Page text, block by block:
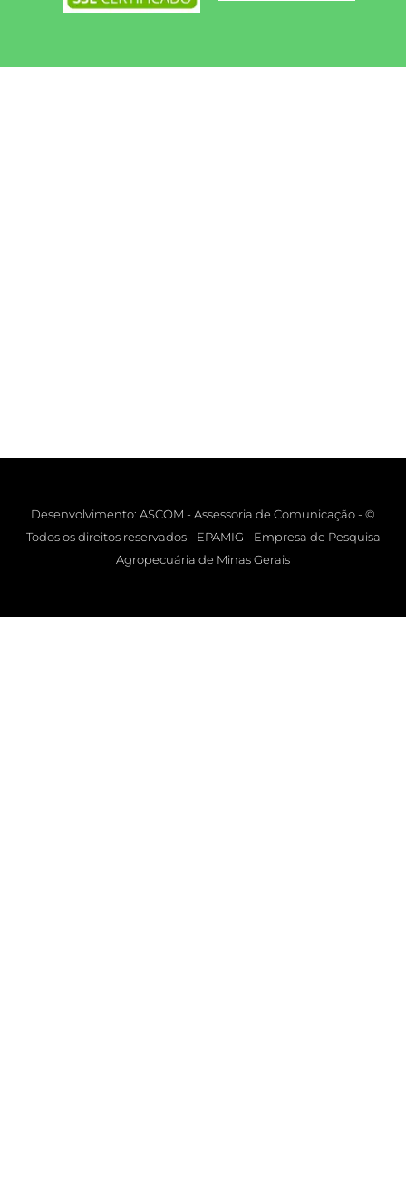
Desenvolvimento: ASCOM - Assessoria de Comunicação - ©
Todos os direitos reservados - EPAMIG - Empresa de Pesquisa
Agropecuária de Minas Gerais